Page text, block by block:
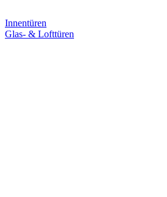
Innentüren
Glas- & Lofttüren